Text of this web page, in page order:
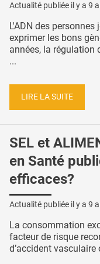
Actualité publiée il y a 9
L'ADN des
exprimer les bons
années, la régulation
...
LIRE LA SUITE
SEL et
en Santé
efficaces?
Actualité publiée il y a 9
La consommation
facteur de risque
d’accident vasculaire